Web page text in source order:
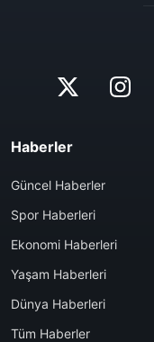
Haberler
Güncel Haberler
Spor Haberleri
Ekonomi Haberleri
Yaşam Haberleri
Dünya Haberleri
Tüm Haberler